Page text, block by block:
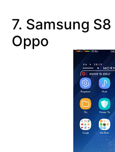
7. Samsung S8
Oppo